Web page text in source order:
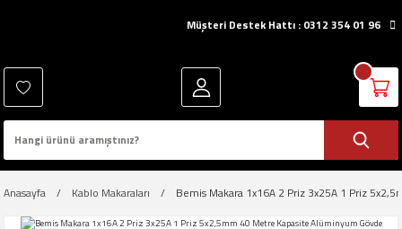
Müşteri Destek Hattı : 0312 354 01 96
Anasayfa Kablo Makaraları Bemis Makara 1x16A 2 Priz 3x25A 1 Priz